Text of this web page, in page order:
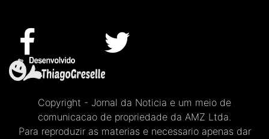
Copyright - Jornal da Noticia e um meio de
comunicacao de propriedade da AMZ Ltda.
Para reproduzir as materias e necessario apenas dar